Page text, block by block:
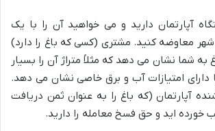
آپارتمان دارید و می خواهید آن را با یک
معاوضه کنید. مشتری (کسی که باغ را دارد)
شما نشان می دهد که مثلاً متراژ آن را بسیار
دارای امتیازات آب و برق خاصی نشان می دهد.
آپارتمان (که باغ را به عنوان ثمن دریافت
خورده اید و حق فسخ معامله را دارید.